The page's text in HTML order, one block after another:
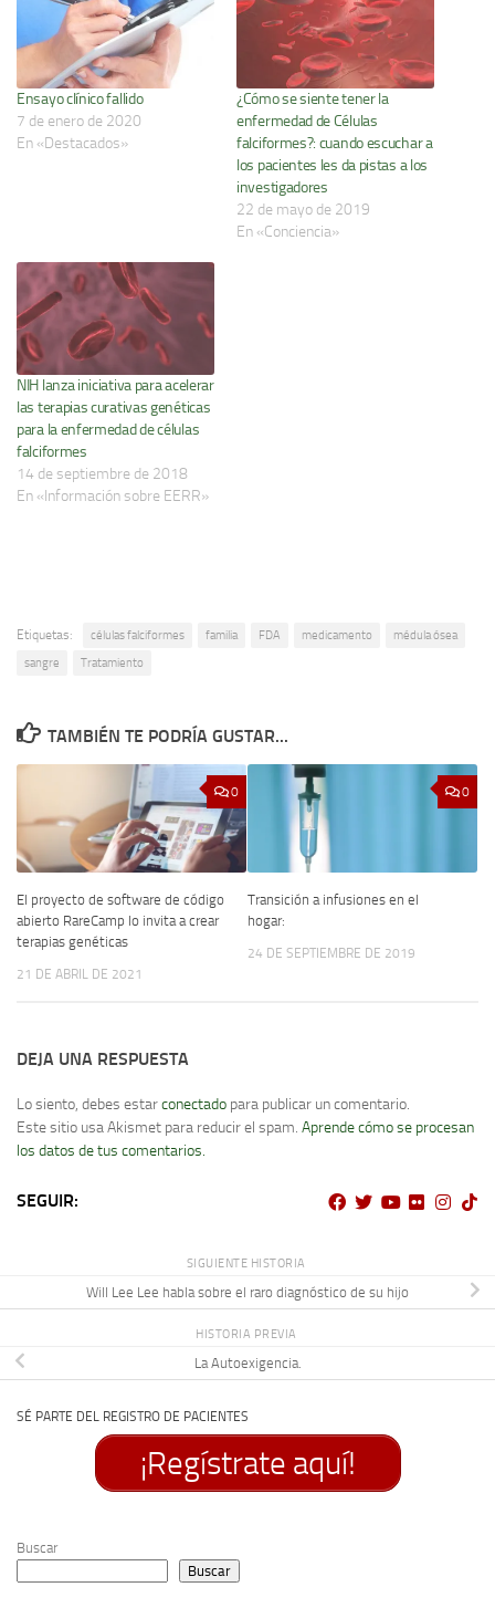
Ensayo clínico fallido
7 de enero de 2020
En «Destacados»
¿Cómo se siente tener la
enfermedad de Células
falciformes?: cuando escuchar a
los pacientes les da pistas a los
investigadores
22 de mayo de 2019
En «Conciencia»
NIH lanza iniciativa para acelerar
las terapias curativas genéticas
para la enfermedad de células
falciformes
14 de septiembre de 2018
En «Información sobre EERR»
Etiquetas: células falciformes familia FDA medicamento
médula ósea
sangre
Tratamiento
TAMBIÉN TE PODRÍA GUSTAR...
0
El proyecto de software de código
abierto RareCamp lo invita a crear
terapias genéticas
21 DE ABRIL DE 2021
0
Transición a infusiones en el
hogar:
24 DE SEPTIEMBRE DE 2019
DEJA UNA RESPUESTA
Lo siento, debes estarconectado para publicar un comentario.
Este sitio usa Akismet para reducir el spam. Aprende cómo se procesan
los datos de tus comentarios.
SEGUIR:
SIGUIENTE HISTORIA
Will Lee Lee habla sobre el raro diagnóstico de su hijo
HISTORIA PREVIA
La Autoexigencia.
SÉ PARTE DEL REGISTRO DE PACIENTES
¡Regístrate aquí!
Buscar
Buscar